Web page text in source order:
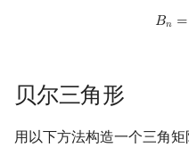
洲阁筛
LGV 引理
𝐵𝑛 =
贝尔三角形
用以下方法构造一个三角